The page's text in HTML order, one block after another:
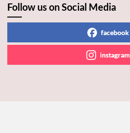
Follow us on Social Media
facebook
instagram